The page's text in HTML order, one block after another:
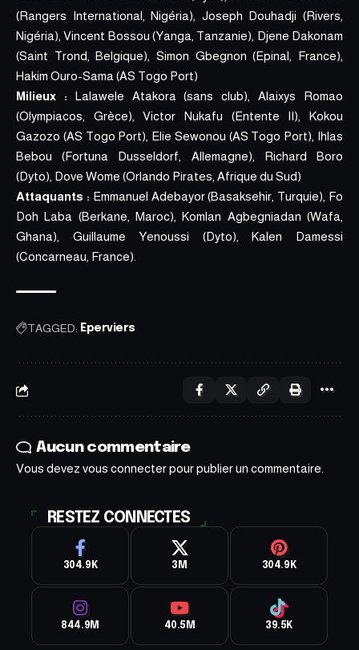
(Rangers International, Nigéria), Joseph Douhadji (Rivers,
Nigéria), Vincent Bossou (Yanga, Tanzanie), Djene Dakonam
(Saint Trond, Belgique), Simon Gbegnon (Epinal, France),
Hakim Ouro-Sama (AS Togo Port)
Milieux : Lalawele Atakora (sans club), Alaixys Romao
(Olympiacos, Grèce), Victor Nukafu (Entente II), Kokou
Gazozo (AS Togo Port), Elie Sewonou (AS Togo Port), Ihlas
Bebou (Fortuna Dusseldorf, Allemagne), Richard Boro
(Dyto), Dove Wome (Orlando Pirates, Afrique du Sud)
Attaquants : Emmanuel Adebayor (Basaksehir, Turquie), Fo
Doh Laba (Berkane, Maroc), Komlan Agbegniadan (Wafa,
Ghana), Guillaume Yenoussi (Dyto), Kalen Damessi
(Concarneau, France).
TAGGED: Eperviers
Aucun commentaire
Vous devez vous connecterpour publier un commentaire.
RESTEZ CONNECTES
304.9K 3M 304.9K
844.9M 40.5M 39.5K